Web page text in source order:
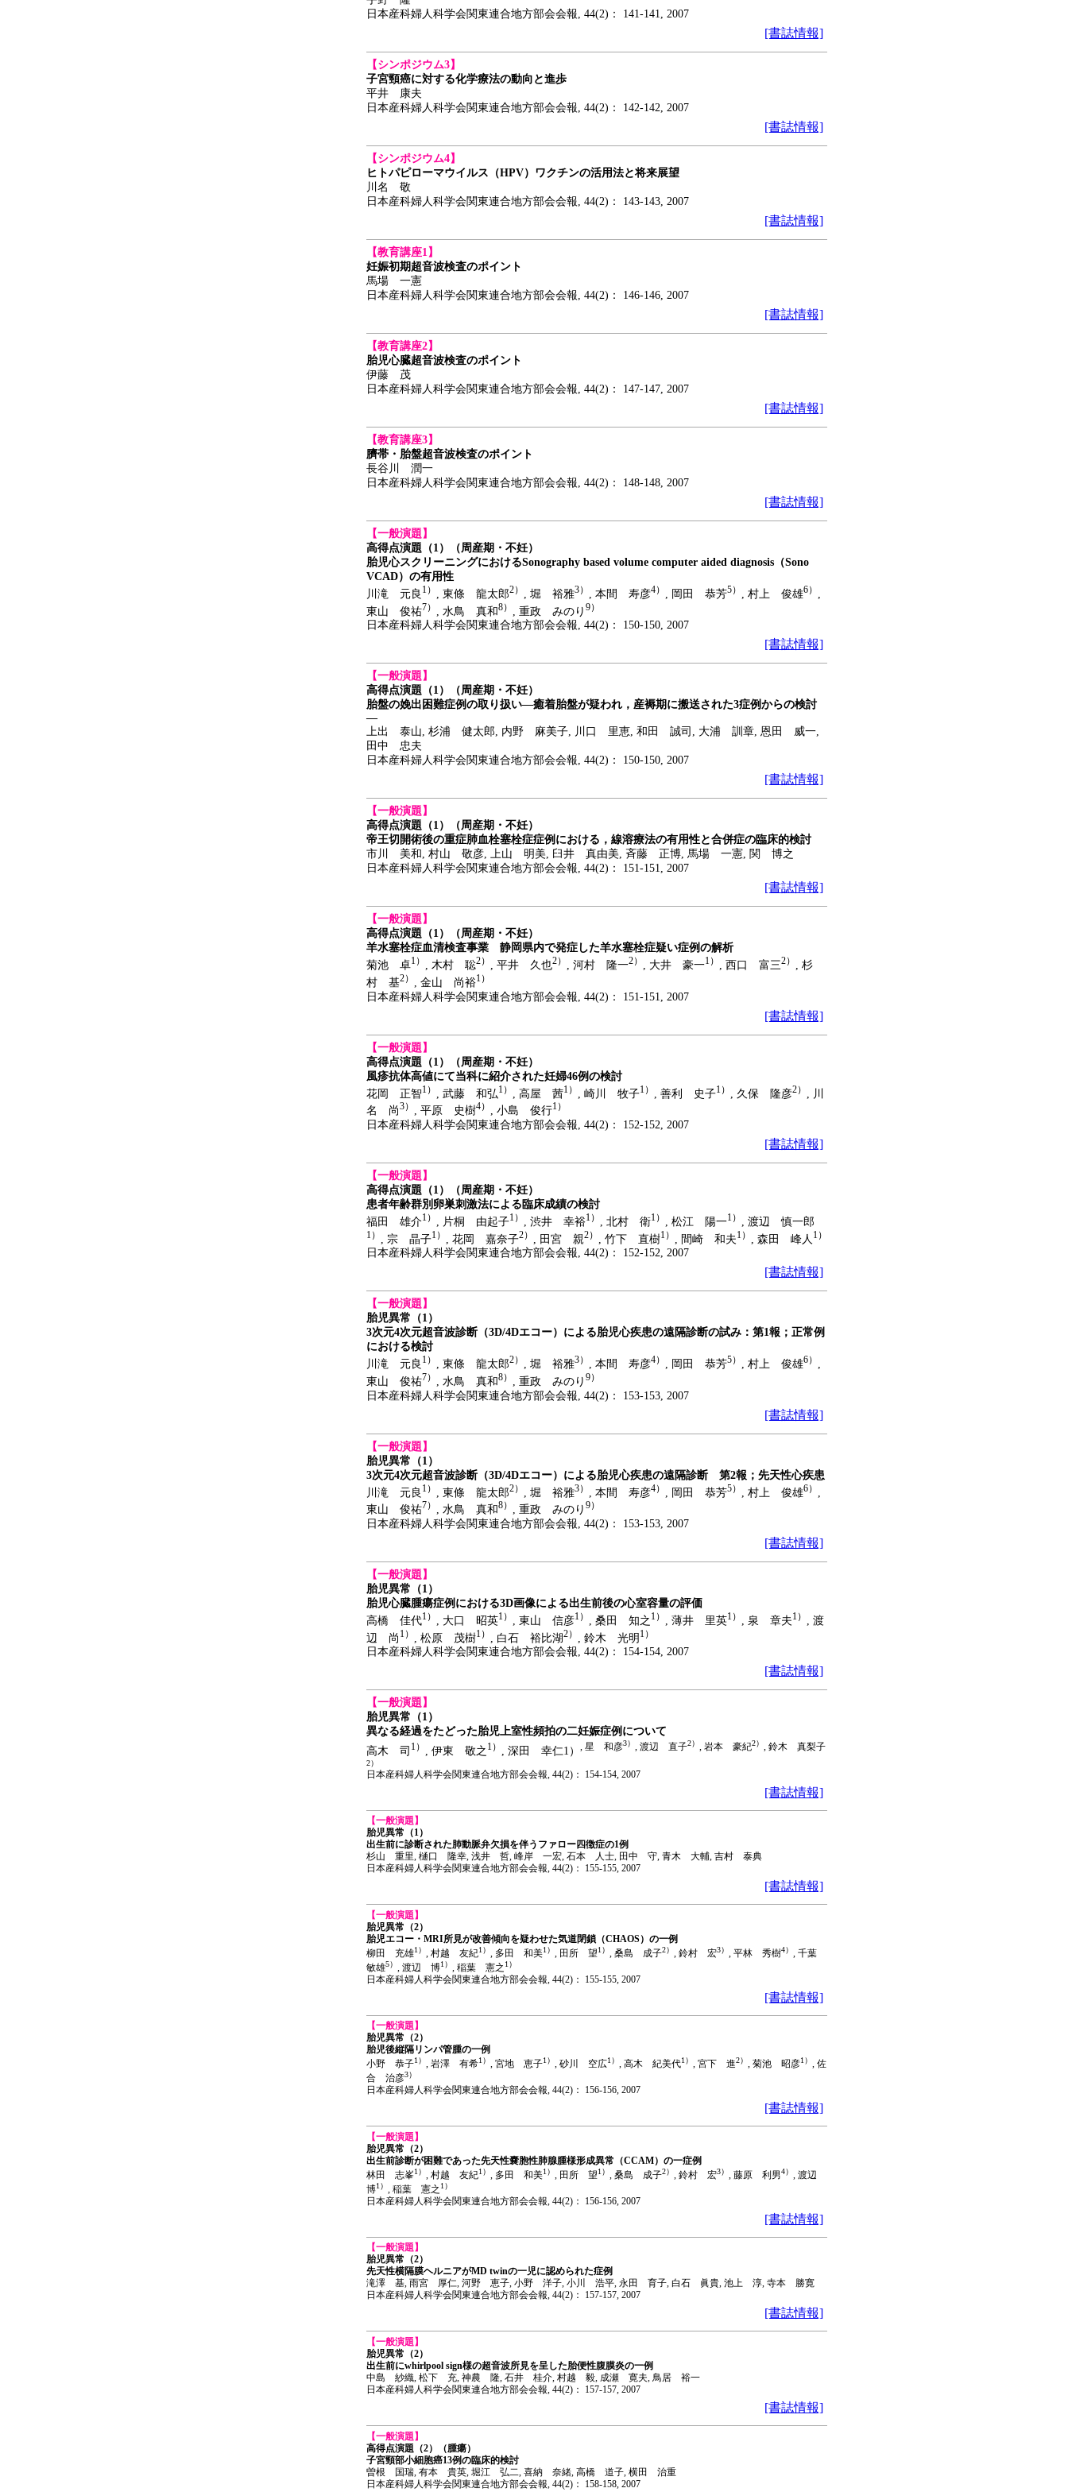
日本産科婦人科学会関東連合地方部会会報, 44(2)： 141-141, 2007
[書誌情報]
【シンポジウム3】
子宮頸癌に対する化学療法の動向と進歩
平井 康夫
日本産科婦人科学会関東連合地方部会会報, 44(2)： 142-142, 2007
[書誌情報]
【シンポジウム4】
ヒトパピローマウイルス（HPV）ワクチンの活用法と将来展望
川名 敬
日本産科婦人科学会関東連合地方部会会報, 44(2)： 143-143, 2007
[書誌情報]
【教育講座1】
妊娠初期超音波検査のポイント
馬場 一憲
日本産科婦人科学会関東連合地方部会会報, 44(2)： 146-146, 2007
[書誌情報]
【教育講座2】
胎児心臓超音波検査のポイント
伊藤 茂
日本産科婦人科学会関東連合地方部会会報, 44(2)： 147-147, 2007
[書誌情報]
【教育講座3】
臍帯・胎盤超音波検査のポイント
長谷川 潤一
日本産科婦人科学会関東連合地方部会会報, 44(2)： 148-148, 2007
[書誌情報]
【一般演題】
高得点演題（1）（周産期・不妊）
胎児心スクリーニングにおけるSonography based volume computer aided diagnosis（Sono
VCAD）の有用性
川滝 元良 1） , 東條 龍太郎2） , 堀 裕雅3） , 本間 寿彦4） , 岡田 恭芳5） , 村上 俊雄6）
東山 俊祐7） , 水鳥 真和8） , 重政 みのり 9）
日本産科婦人科学会関東連合地方部会会報, 44(2)： 150-150, 2007
[書誌情報]
【一般演題】
高得点演題（1）（周産期・不妊）
胎盤の娩出困難症例の取り扱い―癒着胎盤が疑われ，産褥期に搬送された3症例からの検討
―
上出 泰山, 杉浦 健太郎, 内野 麻美子, 川口 里恵, 和田 誠司, 大浦 訓章, 恩田 威一,
田中 忠夫
日本産科婦人科学会関東連合地方部会会報, 44(2)： 150-150, 2007
[書誌情報]
【一般演題】
高得点演題（1）（周産期・不妊）
帝王切開術後の重症肺血栓塞栓症症例における，線溶療法の有用性と合併症の臨床的検討
市川 美和, 村山 敬彦, 上山 明美, 臼井 真由美, 斉藤 正博, 馬場 一憲, 関 博之
日本産科婦人科学会関東連合地方部会会報, 44(2)： 151-151, 2007
[書誌情報]
【一般演題】
高得点演題（1）（周産期・不妊）
羊水塞栓症血清検査事業 静岡県内で発症した羊水塞栓症疑い症例の解析
菊池 卓1） , 木村 聡2） , 平井 久也2） , 河村 隆一2） , 大井 豪一1） , 西口 富三2）
, 杉
村 基2） , 金山 尚裕1）
日本産科婦人科学会関東連合地方部会会報, 44(2)： 151-151, 2007
[書誌情報]
【一般演題】
高得点演題（1）（周産期・不妊）
風疹抗体高値にて当科に紹介された妊婦46例の検討
花岡 正智1） , 武藤 和弘1） , 高屋 茜1） , 崎川 牧子1） , 善利 史子1） , 久保 隆彦2）
, 川
名 尚3） , 平原 史樹4） , 小島 俊行1）
日本産科婦人科学会関東連合地方部会会報, 44(2)： 152-152, 2007
[書誌情報]
【一般演題】
高得点演題（1）（周産期・不妊）
患者年齢群別卵巣刺激法による臨床成績の検討
福田 雄介1） , 片桐 由起子1） , 渋井 幸裕1） , 北村 衛1） , 松江 陽一1） , 渡辺 慎一郎
1） , 宗 晶子1） , 花岡 嘉奈子2） , 田宮 親2） , 竹下 直樹1） , 間崎 和夫1） , 森田 峰人 1）
日本産科婦人科学会関東連合地方部会会報, 44(2)： 152-152, 2007
[書誌情報]
【一般演題】
胎児異常（1）
3次元4次元超音波診断（3D/4Dエコー）による胎児心疾患の遠隔診断の試み：第1報；正常例
における検討
川滝 元良 1） , 東條 龍太郎2） , 堀 裕雅3） , 本間 寿彦4） , 岡田 恭芳5） , 村上 俊雄6）
東山 俊祐7） , 水鳥 真和8） , 重政 みのり 9）
日本産科婦人科学会関東連合地方部会会報, 44(2)： 153-153, 2007
[書誌情報]
【一般演題】
胎児異常（1）
3次元4次元超音波診断（3D/4Dエコー）による胎児心疾患の遠隔診断 第2報；先天性心疾患
川滝 元良 1） , 東條 龍太郎2） , 堀 裕雅3） , 本間 寿彦4） , 岡田 恭芳5） , 村上 俊雄6）
東山 俊祐7） , 水鳥 真和8） , 重政 みのり 9）
日本産科婦人科学会関東連合地方部会会報, 44(2)： 153-153, 2007
[書誌情報]
【一般演題】
胎児異常（1）
胎児心臓腫瘍症例における3D画像による出生前後の心室容量の評価
高橋 佳代1） , 大口 昭英1） , 東山 信彦1） , 桑田 知之 1） , 薄井 里英1） , 泉 章夫1）
, 渡
辺 尚 1） , 松原 茂樹1） , 白石 裕比湖2） , 鈴木 光明 1）
日本産科婦人科学会関東連合地方部会会報, 44(2)： 154-154, 2007
[書誌情報]
【一般演題】
胎児異常（1）
異なる経過をたどった胎児上室性頻拍の二妊娠症例について
高木 司 1） , 伊東 敬之 1） , 深田 幸仁1） , 星 和彦3） , 渡辺 直子2） , 岩本 豪紀2） , 鈴木 真梨子
2）
日本産科婦人科学会関東連合地方部会会報, 44(2)： 154-154, 2007
[書誌情報]
【一般演題】
胎児異常（1）
出生前に診断された肺動脈弁欠損を伴うファロー四徴症の1例
杉山 重里, 樋口 隆幸, 浅井 哲, 峰岸 一宏, 石本 人士, 田中 守, 青木 大輔, 吉村 泰典
日本産科婦人科学会関東連合地方部会会報, 44(2)： 155-155, 2007
[書誌情報]
【一般演題】
胎児異常（2）
胎児エコー・MRI所見が改善傾向を疑わせた気道閉鎖（CHAOS）の一例
柳田 充雄1） , 村越 友紀1） , 多田 和美1） , 田所 望1） , 桑島 成子2） , 鈴村 宏3） , 平林 秀樹4） , 千葉
敏雄5） , 渡辺 博1） , 稲葉 憲之 1）
日本産科婦人科学会関東連合地方部会会報, 44(2)： 155-155, 2007
[書誌情報]
【一般演題】
胎児異常（2）
胎児後縦隔リンパ管腫の一例
小野 恭子1） , 岩澤 有希1） , 宮地 恵子1） , 砂川 空広1） , 高木 紀美代1） , 宮下 進2） , 菊池 昭彦1） , 佐
合 治彦3）
日本産科婦人科学会関東連合地方部会会報, 44(2)： 156-156, 2007
[書誌情報]
【一般演題】
胎児異常（2）
出生前診断が困難であった先天性嚢胞性肺腺腫様形成異常（CCAM）の一症例
林田 志峯1） , 村越 友紀1） , 多田 和美1） , 田所 望1） , 桑島 成子2） , 鈴村 宏3） , 藤原 利男4） , 渡辺
博1） , 稲葉 憲之 1）
日本産科婦人科学会関東連合地方部会会報, 44(2)： 156-156, 2007
[書誌情報]
【一般演題】
胎児異常（2）
先天性横隔膜ヘルニアがMD twinの一児に認められた症例
滝澤 基, 雨宮 厚仁, 河野 恵子, 小野 洋子, 小川 浩平, 永田 育子, 白石 眞貴, 池上 淳, 寺本 勝寛
日本産科婦人科学会関東連合地方部会会報, 44(2)： 157-157, 2007
[書誌情報]
【一般演題】
胎児異常（2）
出生前にwhirlpool sign様の超音波所見を呈した胎便性腹膜炎の一例
中島 紗織, 松下 充, 神農 隆, 石井 桂介, 村越 毅, 成瀬 寛夫, 鳥居 裕一
日本産科婦人科学会関東連合地方部会会報, 44(2)： 157-157, 2007
[書誌情報]
【一般演題】
高得点演題（2）（腫瘍）
子宮頸部小細胞癌13例の臨床的検討
曽根 国瑞, 有本 貴英, 堀江 弘二, 喜納 奈緒, 高橋 道子, 横田 治重
日本産科婦人科学会関東連合地方部会会報, 44(2)： 158-158, 2007